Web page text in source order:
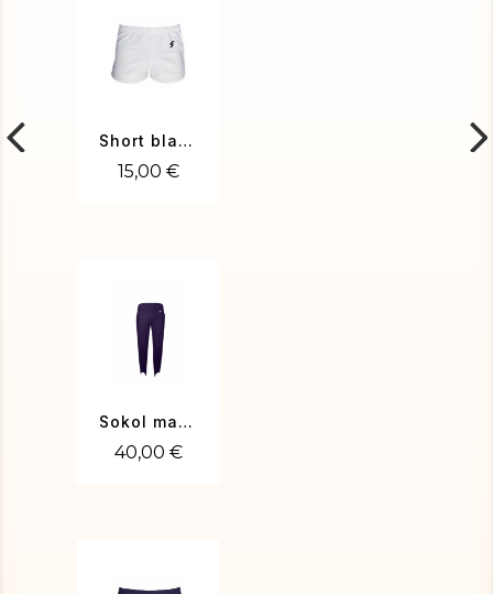
Short blanc
15,00 €
Sokol marine
40,00 €